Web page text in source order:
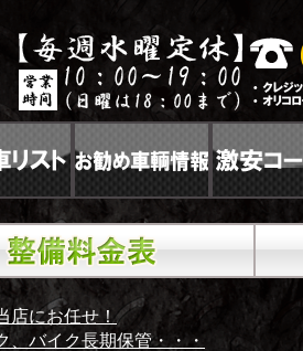
店にお任せ！
バイク長期保管・・・